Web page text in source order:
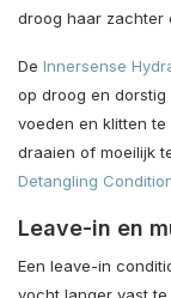
droog haar zachter
De Innersense
op droog en dorstig
voeden en klitten
draaien of moeilijk
Detangling
Leave-in en
Een leave-in